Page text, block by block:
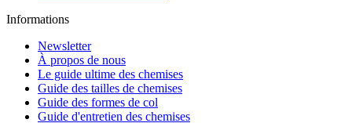
Informations
Newsletter
À propos de nous
Le guide ultime des chemises
Guide des tailles de chemises
Guide des formes de col
Guide d'entretien des chemises